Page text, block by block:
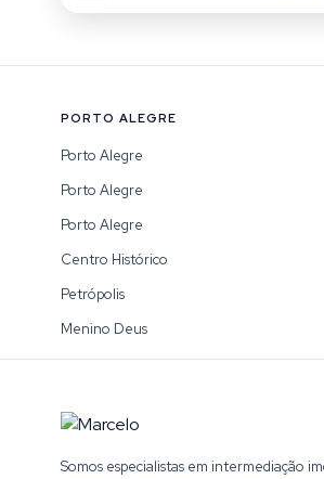
PORTO ALEGRE
Porto Alegre
Porto Alegre
Porto Alegre
Centro Histórico
Petrópolis
Menino Deus
Somos especialistas em intermediação